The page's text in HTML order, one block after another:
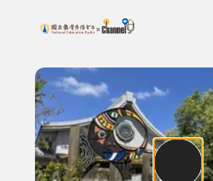
上方功能區塊
搜尋關鍵字：可輸入節目名稱、